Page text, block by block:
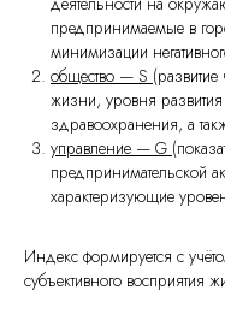
предпринимаемые в
минимизации
общество — S (развитие
жизни, уровня
здравоохранения, а
управление — G
предпринимательской
характеризующие
Индекс формируется с
субъективного восприятия